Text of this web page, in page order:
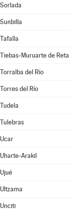
Sorlada
Sunbilla
Tafalla
Tiebas-Muruarte de Reta
Torralba del Río
Torres del Río
Tudela
Tulebras
Ucar
Uharte-Arakil
Ujué
Ultzama
Unciti